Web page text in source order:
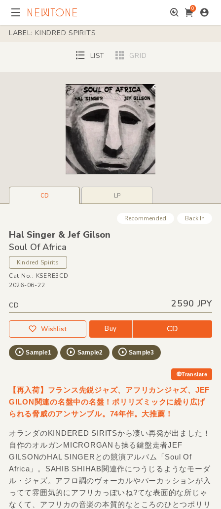
0
LABEL: KINDRED SPIRITS
LIST GRID
CD LP
Recommended Back In
Hal Singer &Jef Gilson
Soul Of Africa
Kindred Spirits
Cat No.: KSERE3CD
2026-06-22
CD 2590 JPY
Wishlist Buy CD
Sample1 Sample2 Sample3
Translate
【再入荷】フランス先鋭ジャズ、アフリカンジャズ、JEF
GILON関連の名盤中の名盤！ポリリズミックに繰り広げ
られる脅威のアンサンブル。74年作。大推薦！
オランダのKINDERED SIRITSから凄い再発が出ました！
自作のオルガンMICRORGANも操る鍵盤走者JEF
GILSONのHAL SINGERとの競演アルバム「Soul Of
Africa」。SAHIB SHIHAB関連作につうじるようなモーダ
ル・ジャズ。アフロ調のヴォーカルやパーカッションが入
ってて雰囲気的にアフリカっぽいね?てな表面的な所じゃ
なくて、アフリカの音楽の本質的なところのひとつポリリ